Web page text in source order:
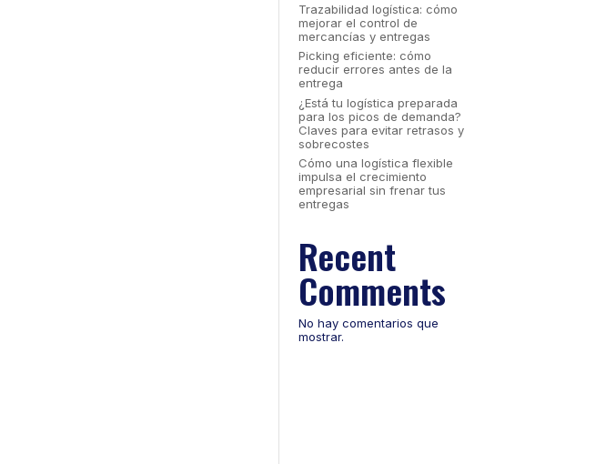
Trazabilidad logística: cómo
mejorar el control de
mercancías y entregas
Picking eficiente: cómo
reducir errores antes de la
entrega
¿Está tu logística preparada
para los picos de demanda?
Claves para evitar retrasos y
sobrecostes
Cómo una logística flexible
impulsa el crecimiento
empresarial sin frenar tus
entregas
Recent
Comments
No hay comentarios que
mostrar.